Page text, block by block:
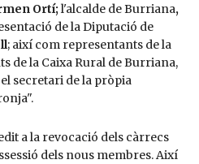
Ortí;l'alcalde de Burriana,
de la Diputació de
; així com representants de la
de la Caixa Rural de Burriana,
secretari de la pròpia
a la revocació dels càrrecs
dels nous membres. Així